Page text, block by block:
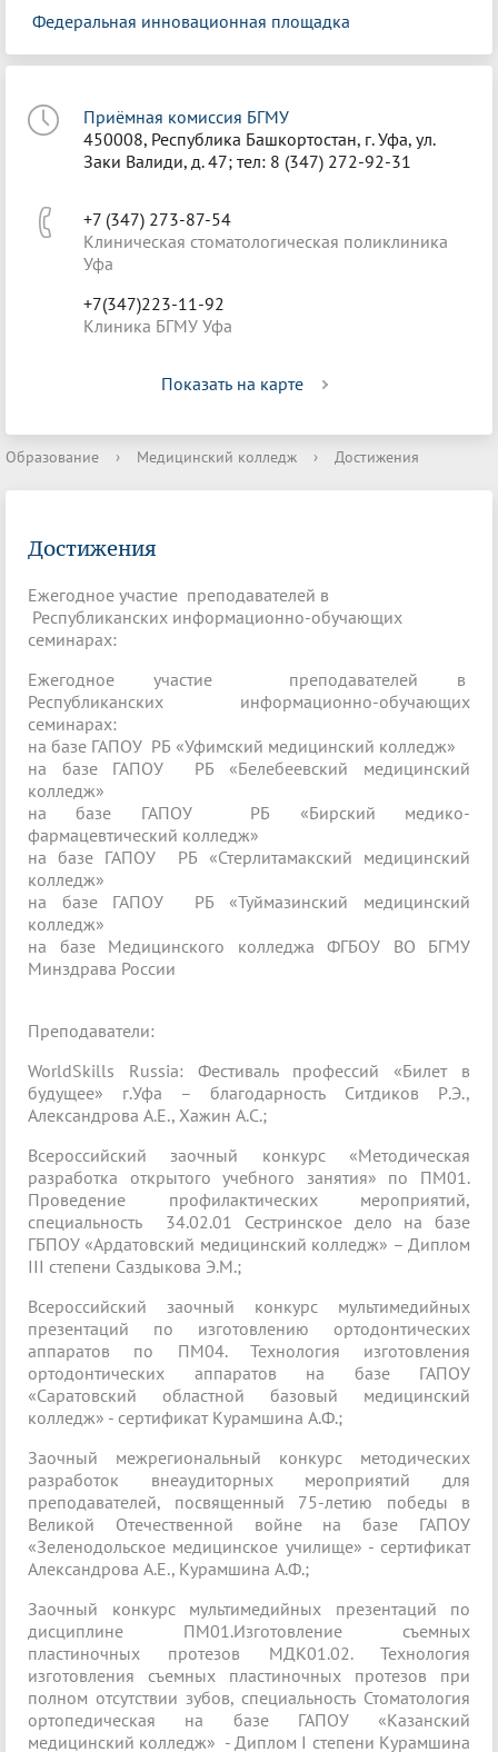
Федеральная инновационная площадка
Приёмная комиссия БГМУ
450008, Республика Башкортостан, г. Уфа, ул.
Заки Валиди, д. 47; тел: 8 (347) 272-92-31
+7 (347) 273-87-54
Клиническая стоматологическая поликлиника
Уфа
+7(347)223-11-92
Клиника БГМУ Уфа
Показать на карте
Образование › Медицинский колледж › Достижения
Достижения
Ежегодное участие преподавателей в
Республиканских информационно-обучающих
семинарах:
Ежегодное участие преподавателей в
Республиканских информационно-обучающих
семинарах:
на базе ГАПОУ РБ «Уфимский медицинский колледж»
на базе ГАПОУ РБ «Белебеевский медицинский
колледж»
на базе ГАПОУ РБ «Бирский медико-
фармацевтический колледж»
на базе ГАПОУ РБ «Стерлитамакский медицинский
колледж»
на базе ГАПОУ РБ «Туймазинский медицинский
колледж»
на базе Медицинского колледжа ФГБОУ ВО БГМУ
Минздрава России
Преподаватели:
WorldSkills Russia: Фестиваль профессий «Билет в
будущее» г.Уфа – благодарность Ситдиков Р.Э.,
Александрова А.Е., Хажин А.С.;
Всероссийский заочный конкурс «Методическая
разработка открытого учебного занятия» по ПМ01.
Проведение профилактических мероприятий,
специальность 34.02.01 Сестринское дело на базе
ГБПОУ «Ардатовский медицинский колледж» – Диплом
III степени Саздыкова Э.М.;
Всероссийский заочный конкурс мультимедийных
презентаций по изготовлению ортодонтических
аппаратов по ПМ04. Технология изготовления
ортодонтических аппаратов на базе ГАПОУ
«Саратовский областной базовый медицинский
колледж» - сертификат Курамшина А.Ф.;
Заочный межрегиональный конкурс методических
разработок внеаудиторных мероприятий для
преподавателей, посвященный 75-летию победы в
Великой Отечественной войне на базе ГАПОУ
«Зеленодольское медицинское училище» - сертификат
Александрова А.Е., Курамшина А.Ф.;
Заочный конкурс мультимедийных презентаций по
дисциплине ПМ01.Изготовление съемных
пластиночных протезов МДК01.02. Технология
изготовления съемных пластиночных протезов при
полном отсутствии зубов, специальность Стоматология
ортопедическая на базе ГАПОУ «Казанский
медицинский колледж» - Диплом I степени Курамшина